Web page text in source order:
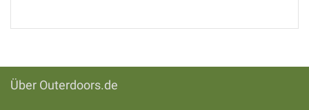
Über Outerdoors.de